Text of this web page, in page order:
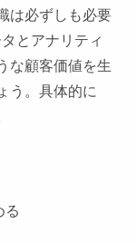
は必ずしも必要
とアナリティ
な顧客価値を生
う。具体的に
る